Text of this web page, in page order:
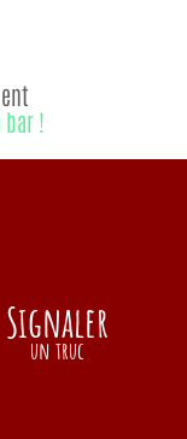
bar !
Signaler
un truc